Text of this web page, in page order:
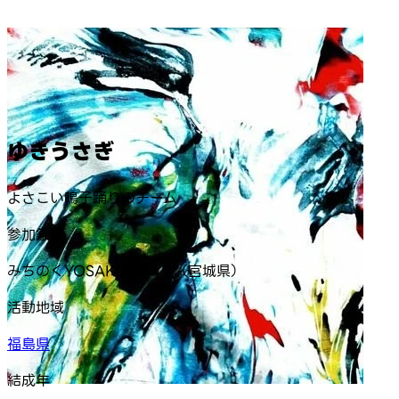
ゆきうさぎ
よさこい鳴子踊りのチーム
参加祭り
みちのくYOSAKOIまつり（宮城県）
活動地域
福島県
結成年